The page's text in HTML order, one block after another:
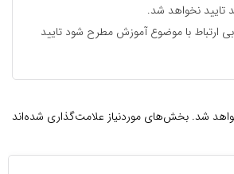
تایید نخواهد شد.
ارتباط با موضوع آموزش مطرح شود تایید
شد. بخش‌های موردنیاز علامت‌گذاری شده‌اند